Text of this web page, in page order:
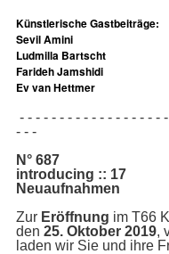
Künstlerische Gastbeiträge:
Sevil Amini
Ludmilla Bartscht
Farideh Jamshidi
Ev van Hettmer
- - - - - - - - - - - - - - - - - -
- - -
N° 687
introducing :: 17
Neuaufnahmen
Zur Eröffnung im T66
den 25. Oktober 2019,
laden wir Sie und ihre